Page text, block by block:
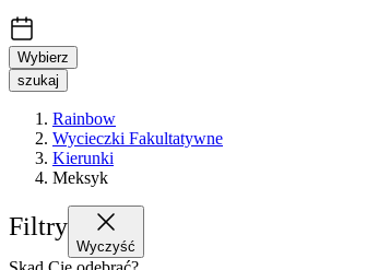
Wybierz
szukaj
Rainbow
Wycieczki Fakultatywne
Kierunki
Meksyk
Filtry
Wyczyść